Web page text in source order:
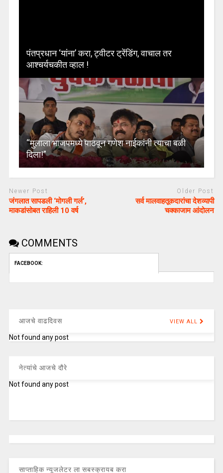
पंतप्रधान ‘यांना’ करा, ट्वीटर ट्रेंडिंग, वाचाल तर
आश्चर्यचकीत व्हाल !
“मुलाला भाजपमध्ये पाठवून गणेश नाईकांनी त्याचा बळी
दिला!”
Newer Post
जंगलात सापडली ‘मोगली गर्ल’,
माकडांसोबत राहिली 10 वर्ष
Older Post
सर्व मालवाहतूकदारांचा देशव्यापी
चक्काजाम आंदोलन
COMMENTS
FACEBOOK:
आजचे वाढदिवस VIEW ALL
Not found any post
नेत्यांचे आजचे दौरे
Not found any post
साप्ताहिक न्यूजलेटर ला सबस्क्रायब करा